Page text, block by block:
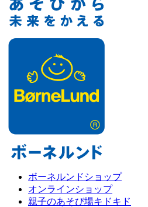
ボーネルンドショップ
オンラインショップ
親子のあそび場キドキド